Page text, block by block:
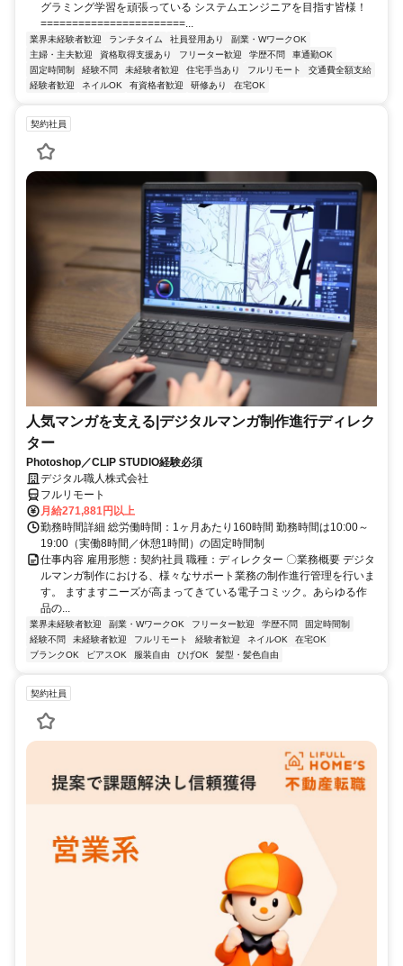
グラミング学習を頑張っている システムエンジニアを目指す皆様！
=======================...
業界未経験者歓迎 ランチタイム 社員登用あり
副業・WワークOK
主婦・主夫歓迎
資格取得支援あり フリーター歓迎 学歴不問
車通勤OK
固定時間制
経験不問 未経験者歓迎 住宅手当あり フルリモート
交通費全額支給
経験者歓迎
ネイルOK 有資格者歓迎 研修あり 在宅OK
契約社員
人気マンガを支える|デジタルマンガ制作進行ディレク
ター
Photoshop／CLIP STUDIO経験必須
デジタル職人株式会社
フルリモート
月給271,881円以上
勤務時間詳細 総労働時間：1ヶ月あたり160時間 勤務時間は10:00～
19:00（実働8時間／休憩1時間）の固定時間制
仕事内容 雇用形態：契約社員 職種：ディレクター 〇業務概要 デジタ
ルマンガ制作における、様々なサポート業務の制作進行管理を行いま
す。 ますますニーズが高まってきている電子コミック。あらゆる作
品の...
業界未経験者歓迎 副業・WワークOK フリーター歓迎 学歴不問
固定時間制
経験不問
未経験者歓迎 フルリモート 経験者歓迎 ネイルOK
在宅OK
ブランクOK
ピアスOK 服装自由 ひげOK 髪型・髪色自由
契約社員